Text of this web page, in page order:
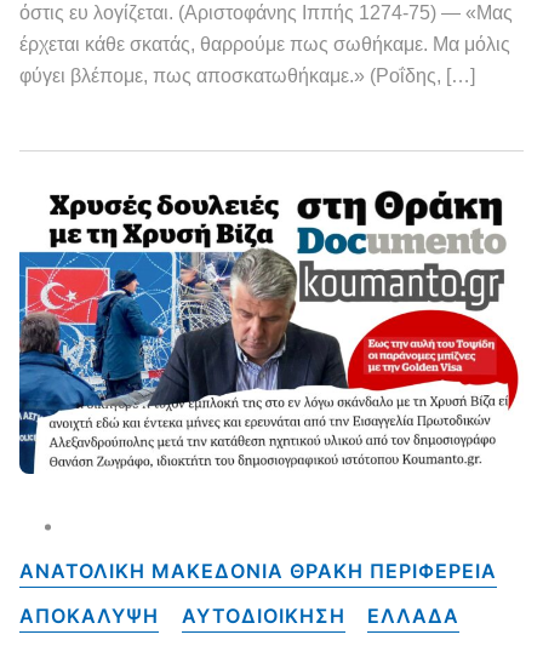
όστις ευ λογίζεται. (Αριστοφάνης Ιππής 1274-75) — «Μας
έρχεται κάθε σκατάς, θαρρούμε πως σωθήκαμε. Μα μόλις
φύγει βλέπομε, πως αποσκατωθήκαμε.» (Ροΐδης, […]
ΑΝΑΤΟΛΙΚΗ ΜΑΚΕΔΟΝΙΑ ΘΡΑΚΗ ΠΕΡΙΦΕΡΕΙΑ
ΑΠΟΚΑΛΥΨΗ
ΑΥΤΟΔΙΟΙΚΗΣΗ
ΕΛΛΑΔΑ